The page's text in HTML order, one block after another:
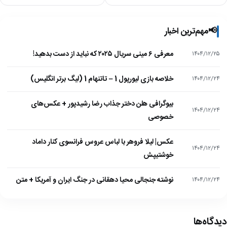
📢مهم‌ترین اخبار
۱۴۰۴/۱۲/۲۵ معرفی ۶ مینی سریال ۲۰۲۵ که نباید از دست بدهید!
۱۴۰۴/۱۲/۲۴ خلاصه بازی لیورپول 1 – تاتنهام 1 (لیگ برتر انگلیس)
۱۴۰۴/۱۲/۲۴
بیوگرافی هلن دختر جذاب رضا رشیدپور + عکس‌های
خصوصی
۱۴۰۴/۱۲/۲۴
عکس| لیلا فروهر با لباس عروس فرانسوی کنار داماد
خوشتیپش
۱۴۰۴/۱۲/۲۴ نوشته جنجالی محیا دهقانی در جنگ ایران و آمریکا + متن
دیدگاه‌ها